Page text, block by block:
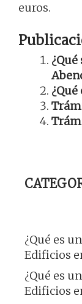
euros.
¿Qué es
Edificios
¿Qué es
Edificios